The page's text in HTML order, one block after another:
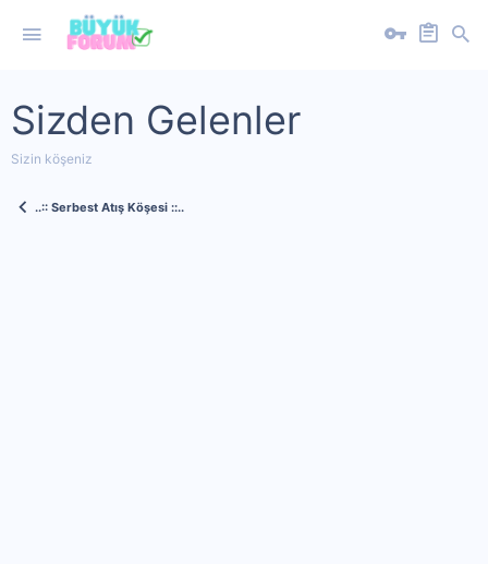
Sizden Gelenler
Sizin köşeniz
..:: Serbest Atış Köşesi ::..